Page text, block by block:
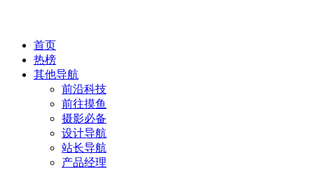
首页
热榜
其他导航
前沿科技
前往摸鱼
摄影必备
设计导航
站长导航
产品经理